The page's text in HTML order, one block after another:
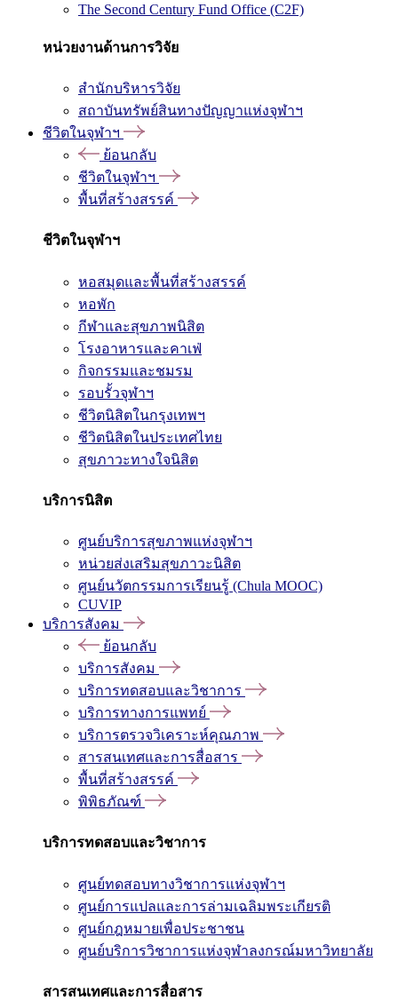
The Second Century Fund Office (C2F)
หน่วยงานด้านการวิจัย
สำนักบริหารวิจัย
สถาบันทรัพย์สินทางปัญญาแห่งจุฬาฯ
ชีวิตในจุฬาฯ
ย้อนกลับ
ชีวิตในจุฬาฯ
พื้นที่สร้างสรรค์
ชีวิตในจุฬาฯ
หอสมุดและพื้นที่สร้างสรรค์
หอพัก
กีฬาและสุขภาพนิสิต
โรงอาหารและคาเฟ่
กิจกรรมและชมรม
รอบรั้วจุฬาฯ
ชีวิตนิสิตในกรุงเทพฯ
ชีวิตนิสิตในประเทศไทย
สุขภาวะทางใจนิสิต
บริการนิสิต
ศูนย์บริการสุขภาพแห่งจุฬาฯ
หน่วยส่งเสริมสุขภาวะนิสิต
ศูนย์นวัตกรรมการเรียนรู้ (Chula MOOC)
CUVIP
บริการสังคม
ย้อนกลับ
บริการสังคม
บริการทดสอบและวิชาการ
บริการทางการแพทย์
บริการตรวจวิเคราะห์คุณภาพ
สารสนเทศและการสื่อสาร
พื้นที่สร้างสรรค์
พิพิธภัณฑ์
บริการทดสอบและวิชาการ
ศูนย์ทดสอบทางวิชาการแห่งจุฬาฯ
ศูนย์การแปลและการล่ามเฉลิมพระเกียรติ
ศูนย์กฎหมายเพื่อประชาชน
ศูนย์บริการวิชาการแห่งจุฬาลงกรณ์มหาวิทยาลัย
สารสนเทศและการสื่อสาร